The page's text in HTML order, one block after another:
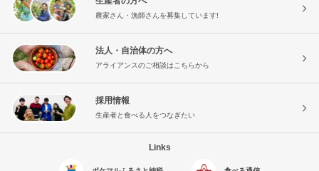
農家さん・漁師さんを募集しています!
法人・自治体の方へ
アライアンスのご相談はこちらから
採用情報
生産者と食べる人をつなぎたい
Links